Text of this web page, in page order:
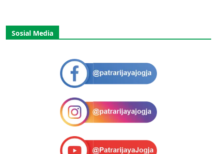
Sosial Media